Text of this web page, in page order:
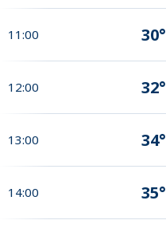
11:00 30°
12:00 32°
13:00 34°
14:00 35°